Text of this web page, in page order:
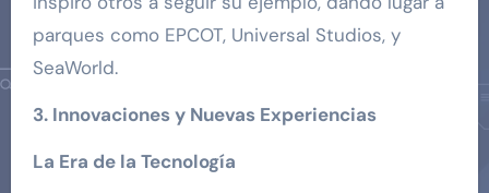
parques como EPCOT, Universal Studios, y
SeaWorld.
3. Innovaciones y Nuevas Experiencias
La Era de la Tecnología